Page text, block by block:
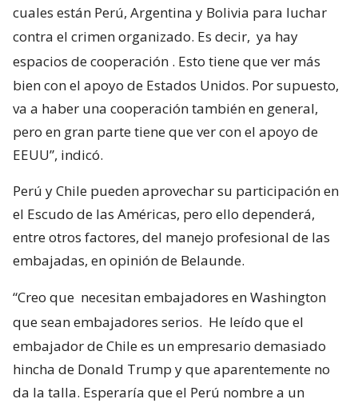
cuales están Perú, Argentina y Bolivia para luchar
contra el crimen organizado. Es decir, ya hay
espacios de cooperación . Esto tiene que ver más
bien con el apoyo de Estados Unidos. Por supuesto,
va a haber una cooperación también en general,
pero en gran parte tiene que ver con el apoyo de
EEUU”, indicó.
Perú y Chile pueden aprovechar su participación en
el Escudo de las Américas, pero ello dependerá,
entre otros factores, del manejo profesional de las
embajadas, en opinión de Belaunde.
“Creo que necesitan embajadores en Washington
que sean embajadores serios. He leído que el
embajador de Chile es un empresario demasiado
hincha de Donald Trump y que aparentemente no
da la talla. Esperaría que el Perú nombre a un